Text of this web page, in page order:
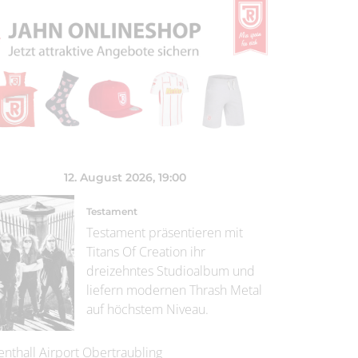
12. August 2026, 19:00
Testament
Testament präsentieren mit
Titans Of Creation ihr
dreizehntes Studioalbum und
liefern modernen Thrash Metal
auf höchstem Niveau.
Airport Obertraubling